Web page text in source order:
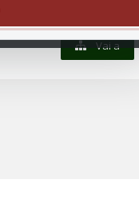
Vai a